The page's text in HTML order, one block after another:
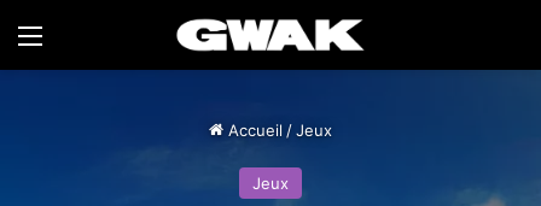
Menu
Accueil /Jeux
Jeux